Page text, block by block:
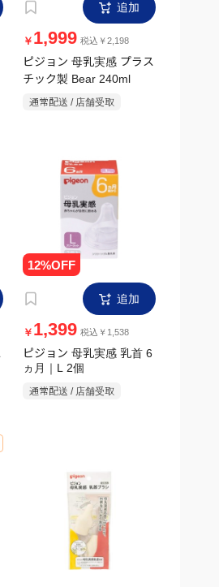
追加
￥ 1,999 税込￥2,198
ピジョン 母乳実感 プラス
チック製 Bear 240ml
通常配送 / 店舗受取
追加
￥ 1,399 税込￥1,538
ピジョン 母乳実感 乳首 6
ヵ月｜L 2個
通常配送 / 店舗受取